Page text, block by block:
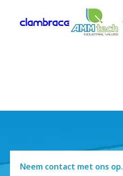
Neem contact met ons op.